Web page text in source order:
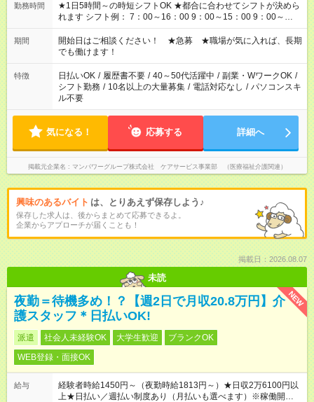
勤務時間
★1日5時間～の時短シフトOK ★都合に合わせてシフトが決めら
れます シフト例： 7：00～16：00 9：00～15：00 9：00～
18：00 11：00～20：00 など ※Wワークの場合、他のお仕事と
合わせ週40時間超の就業はご案内できません ※法令に基づき、
週20時間以上勤務は社会保険への加入対象となります ※労働者
派遣法（日雇い派遣の原則禁止）により、短時間・短期間の就
業はご案内が難しい場合があります
期間
開始日はご相談ください！ ★急募 ★職場が気に入れば、長期
でも働けます！
特徴 日払いOK / 履歴書不要 / 40～50代活躍中 / 副業・WワークOK /
シフト勤務 / 10名以上の大量募集 / 電話対応なし / パソコンスキ
ル不要
気になる！ 応募する 詳細へ
掲載元企業名 マンパワーグループ株式会社 ケアサービス事業部 （医療福祉介護関連）
興味のあるバイト は、とりあえず保存しよう♪
保存した求人は、後からまとめて応募できるよ。
企業からアプローチが届くことも！
掲載日：2026.08.07
未読
NEW
夜勤＝待機多め！？【週2日で月収20.8万円】介
護スタッフ＊日払いOK!
派遣 社会人未経験OK 大学生歓迎
ブランクOK
WEB登録・面接OK
給与
経験者時給1450円～（夜勤時給1813円～）★日収2万6100円以
上★日払い／週払い制度あり（月払いも選べます）※稼働開始時